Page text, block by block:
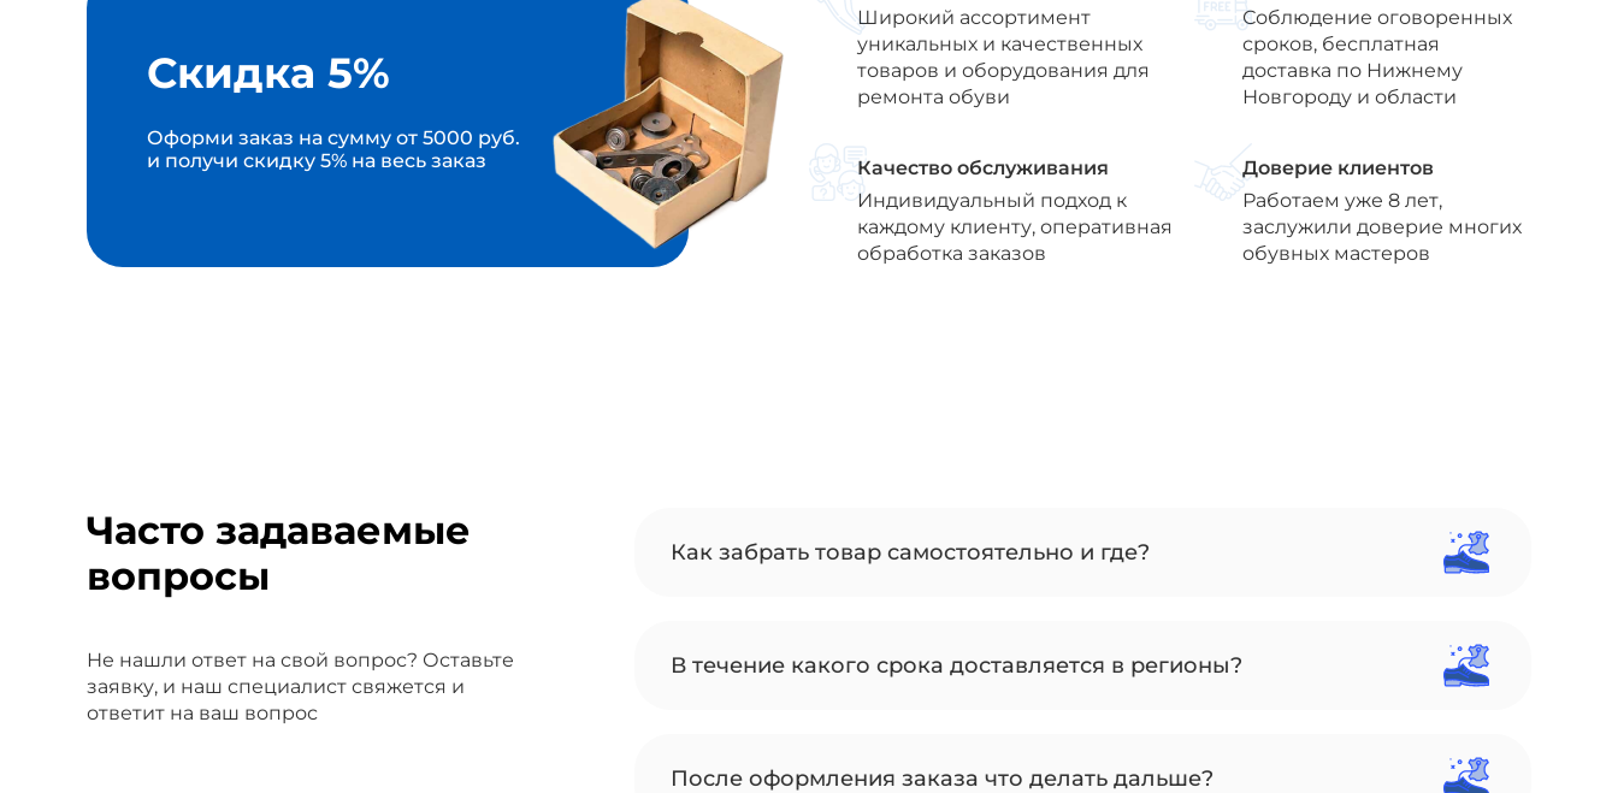
Скидка 5%
Оформи заказ на сумму от 5000 руб.
и получи скидку 5% на весь заказ
Широкий ассортимент
уникальных и качественных
товаров и оборудования для
ремонта обуви
Соблюдение оговоренных
сроков, бесплатная
доставка по Нижнему
Новгороду и области
Качество обслуживания
Индивидуальный подход к
каждому клиенту, оперативная
обработка заказов
Доверие клиентов
Работаем уже 8 лет,
заслужили доверие многих
обувных мастеров
Часто задаваемые
вопросы
Не нашли ответ на свой вопрос? Оставьте
заявку, и наш специалист свяжется и
ответит на ваш вопрос
Как забрать товар самостоятельно и где?
В течение какого срока доставляется в регионы?
После оформления заказа что делать дальше?